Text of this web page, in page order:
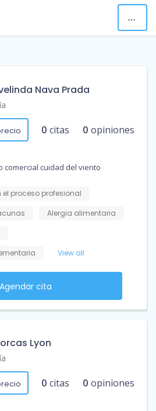
Nava Prada
0 citas 0 opiniones
comercial cuidad del viento
proceso profesional
Alergia alimentaria
View all
Agendar cita
Lyon
0 citas 0 opiniones